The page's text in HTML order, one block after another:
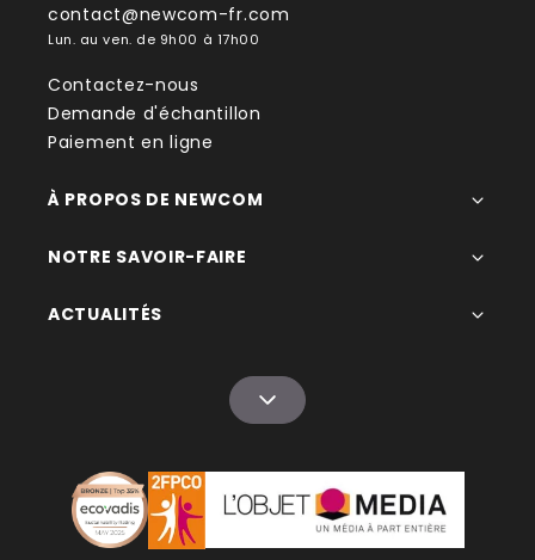
contact@newcom-fr.com
Lun. au ven. de 9h00 à 17h00
Contactez-nous
Demande d'échantillon
Paiement en ligne
À PROPOS DE NEWCOM
NOTRE SAVOIR-FAIRE
ACTUALITÉS